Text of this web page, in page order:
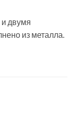
двумя
из металла.